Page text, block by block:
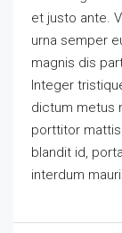
et justo ante.
urna semper
magnis dis
Integer
dictum metus
porttitor
blandit id,
interdum